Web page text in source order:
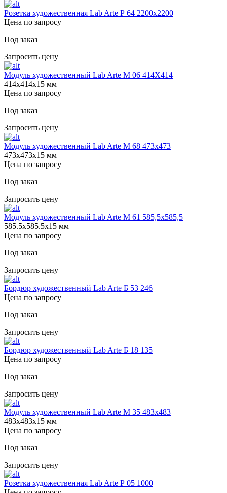
Розетка художественная Lab Arte Р 64 2200х2200
Цена по запросу
Под заказ
Запросить цену
Модуль художественный Lab Arte М 06 414Х414
414х414х15 мм
Цена по запросу
Под заказ
Запросить цену
Модуль художественный Lab Arte М 68 473х473
473х473х15 мм
Цена по запросу
Под заказ
Запросить цену
Модуль художественный Lab Arte М 61 585,5х585,5
585.5х585.5х15 мм
Цена по запросу
Под заказ
Запросить цену
Бордюр художественный Lab Arte Б 53 246
Цена по запросу
Под заказ
Запросить цену
Бордюр художественный Lab Arte Б 18 135
Цена по запросу
Под заказ
Запросить цену
Модуль художественный Lab Arte М 35 483х483
483х483х15 мм
Цена по запросу
Под заказ
Запросить цену
Розетка художественная Lab Arte Р 05 1000